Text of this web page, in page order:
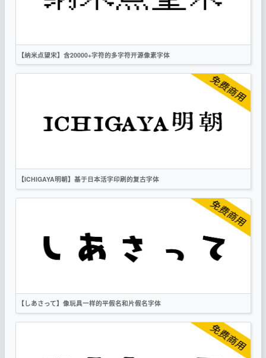
【纳米点望宋】含20000+字符的多字符开源像素字体
简体
宋体
作者声明
【ICHIGAYA明朝】基于日本活字印刷的复古字体
繁体
复古
作者声明
【しあさって】像玩具一样的平假名和片假名字体
日文
作者声明